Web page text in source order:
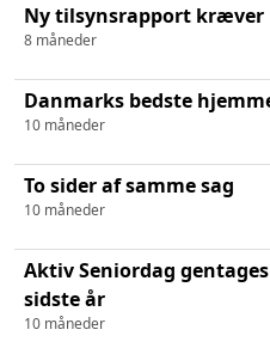
Ny tilsynsrapport kræver
8 måneder
Danmarks bedste
10 måneder
To sider af samme sag
10 måneder
Aktiv Seniordag
sidste år
10 måneder